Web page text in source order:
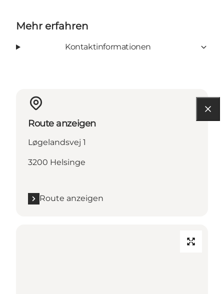
Mehr erfahren
Kontaktinformationen
Route anzeigen
Løgelandsvej 1
3200 Helsinge
Route anzeigen